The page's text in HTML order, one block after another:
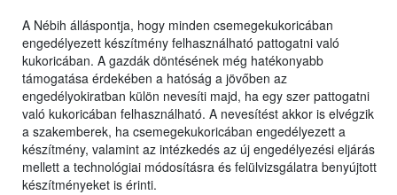
A Nébih álláspontja, hogy minden csemegekukoricában
engedélyezett készítmény felhasználható pattogatni való
kukoricában. A gazdák döntésének még hatékonyabb
támogatása érdekében a hatóság a jövőben az
engedélyokiratban külön nevesíti majd, ha egy szer pattogatni
való kukoricában felhasználható. A nevesítést akkor is elvégzik
a szakemberek, ha csemegekukoricában engedélyezett a
készítmény, valamint az intézkedés az új engedélyezési eljárás
mellett a technológiai módosításra és felülvizsgálatra benyújtott
készítményeket is érinti.